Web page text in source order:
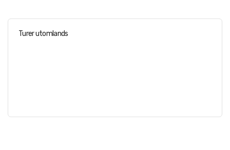
Turer utomlands